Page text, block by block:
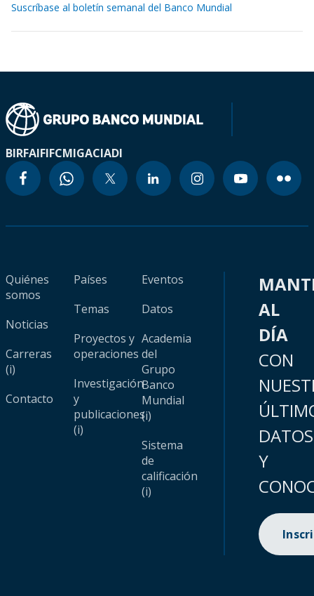
Suscríbase al boletín semanal del Banco Mundial
BIRFAIFIFCMIGACIADI
Quiénes
somos
Noticias
Carreras
(i)
Contacto
Países
Temas
Proyectos y
operaciones
Investigación
y
publicaciones
(i)
Eventos
Datos
Academia
del
Grupo
Banco
Mundial
(i)
Sistema
de
calificación
(i)
AL
DÍA
CON
DATOS
Y